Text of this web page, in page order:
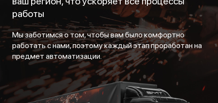
работы
Мы заботимся о том, чтобы вам было комфортно
работать с нами, поэтому каждый этап проработан на
предмет автоматизации.